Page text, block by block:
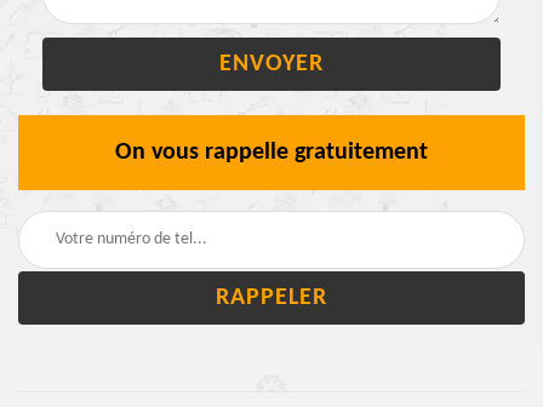
On vous rappelle gratuitement